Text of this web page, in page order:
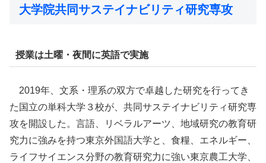
大学院共同サステイナビリティ研究専攻
授業は土曜・夜間に英語で実施
2019年、文系・理系の双方で卓越した研究を行ってき
た国立の単科大学３校が、共同サステイナビリティ研究専
攻を開設した。言語、リベラルアーツ、地域研究の教育研
究力に強みを持つ東京外国語大学と、食糧、エネルギー、
ライフサイエンス分野の教育研究力に強い東京農工大学、